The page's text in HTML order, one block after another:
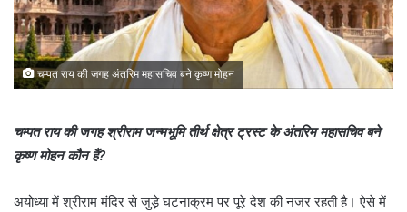
चम्पत राय की जगह अंतरिम महासचिव बने कृष्ण मोहन
चम्पत राय की जगह श्रीराम जन्मभूमि तीर्थ क्षेत्र ट्रस्ट के अंतरिम महासचिव बने
कृष्ण मोहन कौन हैं?
अयोध्या में श्रीराम मंदिर से जुड़े घटनाक्रम पर पूरे देश की नजर रहती है। ऐसे में